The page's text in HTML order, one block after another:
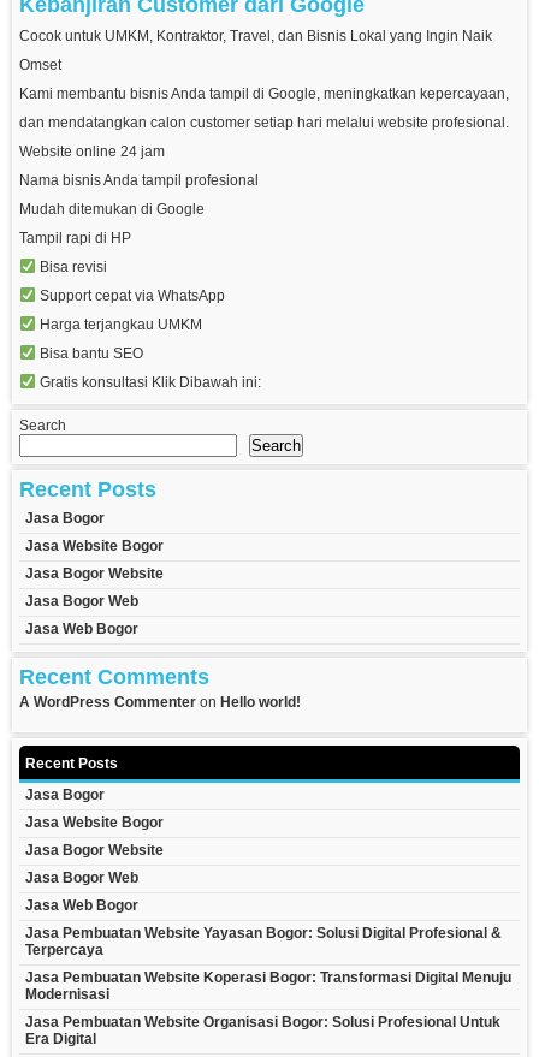
Kebanjiran Customer dari Google
Cocok untuk UMKM, Kontraktor, Travel, dan Bisnis Lokal yang Ingin Naik
Omset
Kami membantu bisnis Anda tampil di Google, meningkatkan kepercayaan,
dan mendatangkan calon customer setiap hari melalui website profesional.
Website online 24 jam
Nama bisnis Anda tampil profesional
Mudah ditemukan di Google
Tampil rapi di HP
Bisa revisi
Support cepat via WhatsApp
Harga terjangkau UMKM
Bisa bantu SEO
Gratis konsultasi Klik Dibawah ini:
Search
Search
Recent Posts
Jasa Bogor
Jasa Website Bogor
Jasa Bogor Website
Jasa Bogor Web
Jasa Web Bogor
Recent Comments
A WordPress Commenter on Hello world!
Recent Posts
Jasa Bogor
Jasa Website Bogor
Jasa Bogor Website
Jasa Bogor Web
Jasa Web Bogor
Jasa Pembuatan Website Yayasan Bogor: Solusi Digital Profesional &
Terpercaya
Jasa Pembuatan Website Koperasi Bogor: Transformasi Digital Menuju
Modernisasi
Jasa Pembuatan Website Organisasi Bogor: Solusi Profesional Untuk
Era Digital